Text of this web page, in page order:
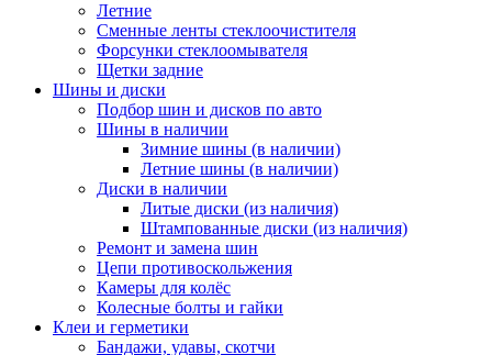
Летние
Сменные ленты стеклоочистителя
Форсунки стеклоомывателя
Щетки задние
Шины и диски
Подбор шин и дисков по авто
Шины в наличии
Зимние шины (в наличии)
Летние шины (в наличии)
Диски в наличии
Литые диски (из наличия)
Штампованные диски (из наличия)
Ремонт и замена шин
Цепи противоскольжения
Камеры для колёс
Колесные болты и гайки
Клеи и герметики
Бандажи, удавы, скотчи